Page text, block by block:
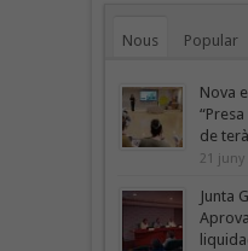
Nous Popular
Nova
de
21 juny
Junta